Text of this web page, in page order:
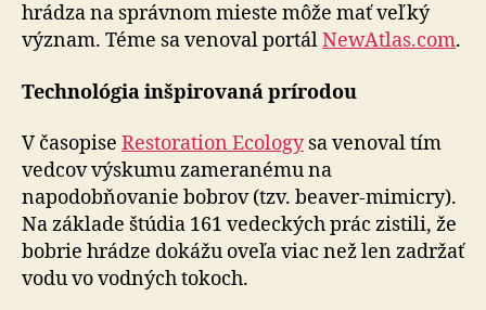
hrádza na správnom mieste môže mať veľký
význam. Téme sa venoval portálNewAtlas.com.
Technológia inšpirovaná prírodou
V časopise Restoration Ecologysa venoval tím
vedcov výskumu zameranému na
napodobňovanie bobrov (tzv. beaver-mimicry).
Na základe štúdia 161 vedeckých prác zistili, že
bobrie hrádze dokážu oveľa viac než len zadržať
vodu vo vodných tokoch.